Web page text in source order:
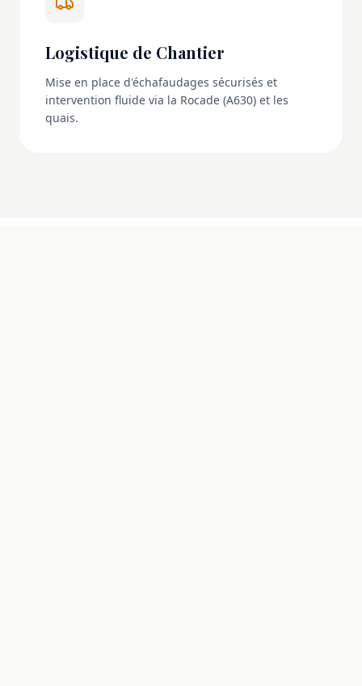
Logistique de Chantier
Mise en place d'échafaudages sécurisés et
intervention fluide via la Rocade (A630) et les
quais.